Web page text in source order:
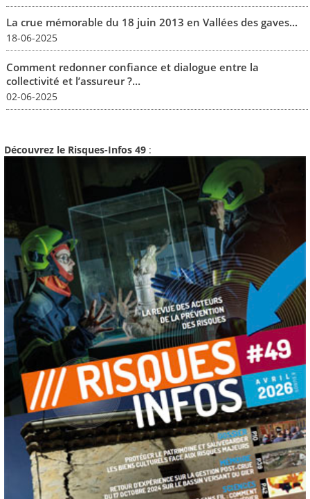
La crue mémorable du 18 juin 2013 en Vallées des gaves...
18-06-2025
Comment redonner confiance et dialogue entre la
collectivité et l’assureur ?...
02-06-2025
Découvrez le Risques-Infos 49 :